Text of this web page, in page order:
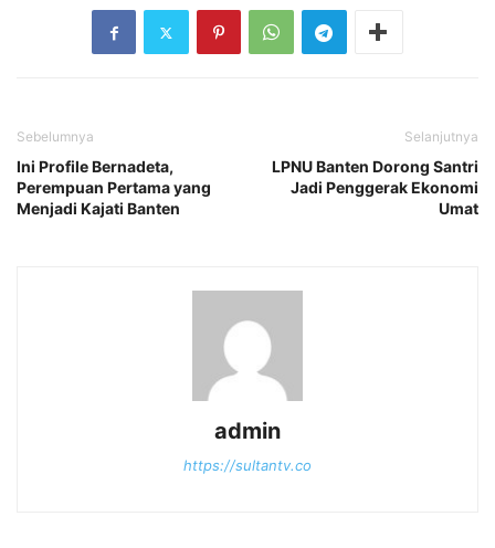
Sebelumnya
Ini Profile Bernadeta,
Perempuan Pertama yang
Menjadi Kajati Banten
Selanjutnya
LPNU Banten Dorong Santri
Jadi Penggerak Ekonomi
Umat
admin
https://sultantv.co